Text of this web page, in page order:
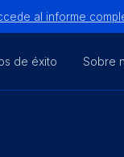
al informe
de éxito Sobre